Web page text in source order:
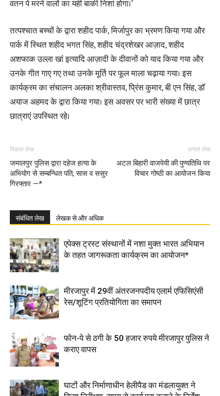
वतन पे मरने वालों का यही बाकी निशां होगा।’
तत्पश्चात बच्चों के द्वारा शहीद पार्क, मिर्जापुर का भ्रमण किया गया और
पार्क में स्थित शहीद भगत सिंह, शहीद चंद्रशेखर आज़ाद, शहीद
अशफाक उल्ला खां इत्यादि आज़ादी के दीवानों को याद किया गया और
उनके गीत गाए गए तथा उनके मूर्ति पर फूल माला चढ़ाया गया। इस
कार्यक्रम का संचालन अलका श्रीवास्तव, प्रिंस कुमार, बी एन सिंह, डॉ
अयाज अहमद के द्वारा किया गया। इस अवसर पर भारी संख्या में छात्र
छात्राएं उपस्थित रहे।
पिछला लेख
जमालपुर पुलिस द्वारा दहेज हत्या के
अभियोग से सम्बन्धित पति, सास व ससुर
गिरफ्तार —*
अगला लेख
अटल बिहारी वाजपेयी की पुण्यतिथि पर
विचार गोष्ठी का आयोजन किया
संबंधित लेख लेखक से और अधिक
एपेक्स ट्रस्ट संस्थानों में नशा मुक्त भारत अभियान
के तहत जागरूकता कार्यक्रम का आयोजन*
मीरजापुर में 29वीं अंतरजनपदीय एलार्म एफिसिएंसी
रेस/शूटिंग प्रतियोगिता का समापन
फोन-पे से ठगी के 50 हजार रुपये मीरजापुर पुलिस ने
कराए वापस
घाटों और निर्माणाधीन हेलीपैड का मंडलायुक्त ने